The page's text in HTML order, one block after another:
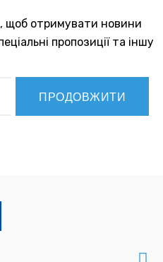
щоб отримувати новини
пропозиції та іншу
ПРОДОВЖИТИ